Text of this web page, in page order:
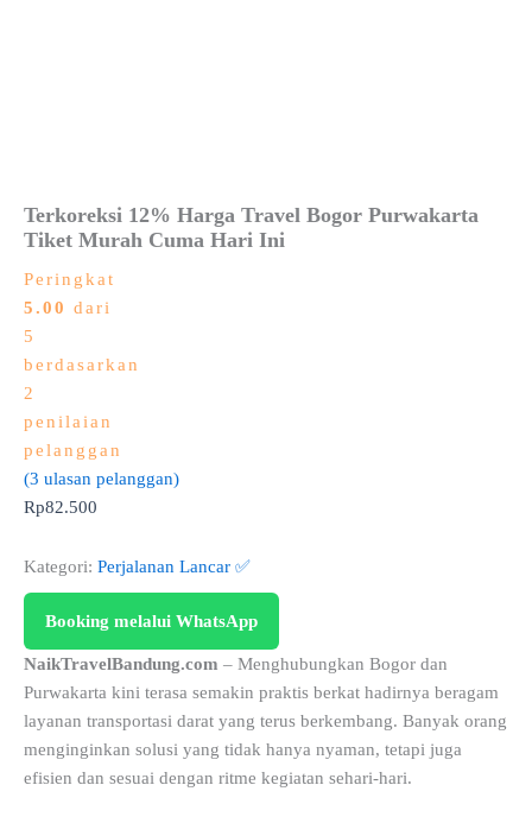
Terkoreksi 12% Harga Travel Bogor Purwakarta
Tiket Murah Cuma Hari Ini
Peringkat
5.00 dari
5
berdasarkan
2
penilaian
pelanggan
(3 ulasan pelanggan)
Rp82.500
Kategori: Perjalanan Lancar ✅
Booking melalui WhatsApp
NaikTravelBandung.com – Menghubungkan Bogor dan
Purwakarta kini terasa semakin praktis berkat hadirnya beragam
layanan transportasi darat yang terus berkembang. Banyak orang
menginginkan solusi yang tidak hanya nyaman, tetapi juga
efisien dan sesuai dengan ritme kegiatan sehari-hari.